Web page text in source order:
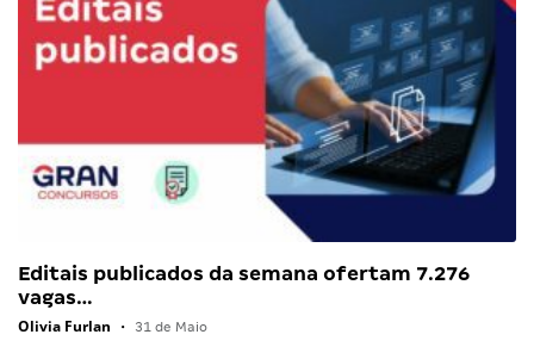
Editais publicados da semana ofertam 7.276
vagas…
Olivia Furlan • 31 de Maio